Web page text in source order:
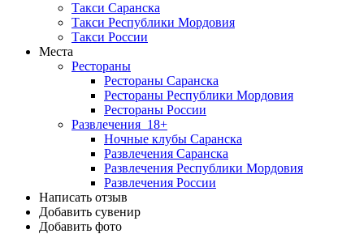
Такси Саранска
Такси Республики Мордовия
Такси России
Места
Рестораны
Рестораны Саранска
Рестораны Республики Мордовия
Рестораны России
Развлечения 18+
Ночные клубы Саранска
Развлечения Саранска
Развлечения Республики Мордовия
Развлечения России
Написать отзыв
Добавить сувенир
Добавить фото